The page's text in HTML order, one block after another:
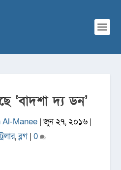
‘বাদশা দ্য ডন’
Al-Manee|জুন ২৭, ২০১৬|
,ব্লগ | 0